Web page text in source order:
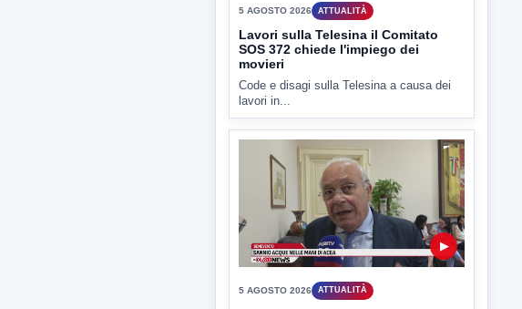
5 AGOSTO 2026 ATTUALITÀ
Lavori sulla Telesina il Comitato
SOS 372 chiede l'impiego dei
movieri
Code e disagi sulla Telesina a causa dei
lavori in...